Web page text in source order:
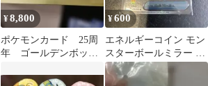
¥8,800
ポケモンカード 25周
年 ゴールデンボック
¥600
エネルギーコイン モン
スターボールミラー ポ
ケモンカード 在庫1